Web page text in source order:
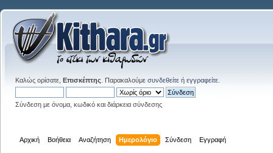
Καλώς ορίσατε, Επισκέπτης . Παρακαλούμε συνδεθείτε ή εγγραφείτε
Σύνδεση με όνομα, κωδικό και διάρκεια σύνδεσης
Αρχική Βοήθεια Αναζήτηση Ημερολόγιο Σύνδεση Εγγραφή